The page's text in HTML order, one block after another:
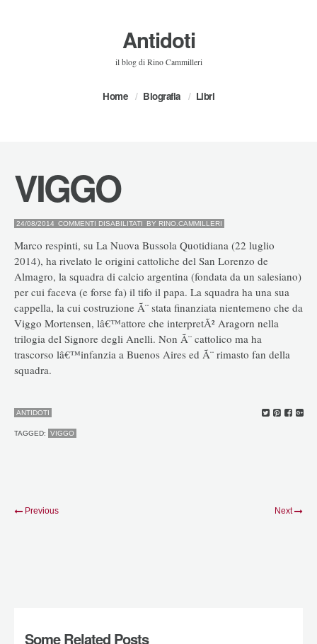
Antidoti
il blog di Rino Cammilleri
Home Biografia Libri
VIGGO
24/08/2014 COMMENTI DISABILITATI SU
BY RINO.CAMMILLERI
Marco respinti, su La Nuova Bussola Quotidiana (22 luglio
2014), ha rivelato le origini cattoliche del San Lorenzo de
Almagro, la squadra di calcio argentina (fondata da un salesiano)
per cui faceva (e forse fa) il tifo il papa. La squadra ha una sua
cappella, la cui costruzione Ã¨ stata finanziata nientemeno che da
Viggo Mortensen, lâ€™attore che interpretÃ² Aragorn nella
trilogia del Signore degli Anelli. Non Ã¨ cattolico ma ha
trascorso lâ€™infanzia a Buenos Aires ed Ã¨ rimasto fan della
squadra.
ANTIDOTI
TAGGED: VIGGO
Previous Next
Some Related Posts